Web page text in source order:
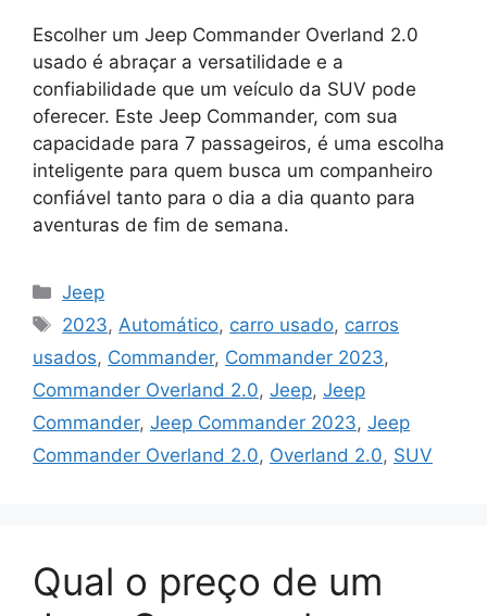
Escolher um Jeep Commander Overland 2.0
usado é abraçar a versatilidade e a
confiabilidade que um veículo da SUV pode
oferecer. Este Jeep Commander, com sua
capacidade para 7 passageiros, é uma escolha
inteligente para quem busca um companheiro
confiável tanto para o dia a dia quanto para
aventuras de fim de semana.
Categorias
Jeep
Tags
2023,Automático, carro usado, carros
usados, Commander, Commander 2023,
Commander Overland 2.0, Jeep, Jeep
Commander, Jeep Commander 2023, Jeep
Commander Overland 2.0, Overland 2.0, SUV
Qual o preço de um